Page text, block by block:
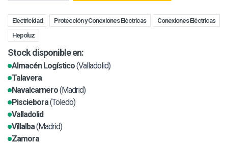
Electricidad Protección y Conexiones Eléctricas
Conexiones Eléctricas
Hepoluz
Stock disponible en:
Almacén Logístico(Valladolid)
Talavera
Navalcarnero(Madrid)
Pisciebora(Toledo)
Valladolid
Villalba(Madrid)
Zamora